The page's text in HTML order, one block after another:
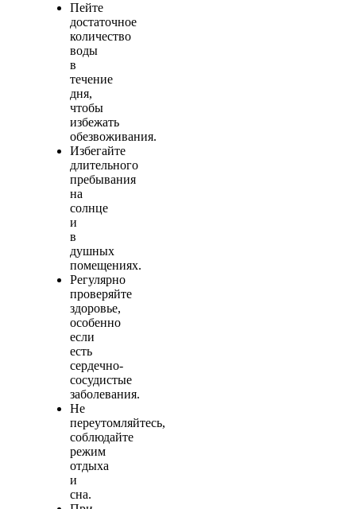
Пейте
достаточное
количество
воды
в
течение
дня,
чтобы
избежать
обезвоживания.
Избегайте
длительного
пребывания
на
солнце
и
в
душных
помещениях.
Регулярно
проверяйте
здоровье,
особенно
если
есть
сердечно-
сосудистые
заболевания.
Не
переутомляйтесь,
соблюдайте
режим
отдыха
и
сна.